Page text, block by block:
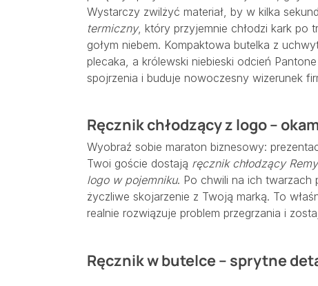
Wystarczy zwilżyć materiał, by w kilka
termiczny, który przyjemnie chłodzi kark po
gołym niebem. Kompaktowa butelka z
plecaka, a królewski niebieski odcień
spojrzenia i buduje nowoczesny wizerunek
Ręcznik chłodzący z logo –
Wyobraź sobie maraton biznesowy:
Twoi goście dostają ręcznik chłodzący
logo w pojemniku. Po chwili na ich twarzach
życzliwe skojarzenie z Twoją marką. To
realnie rozwiązuje problem przegrzania i
Ręcznik w butelce – sprytne